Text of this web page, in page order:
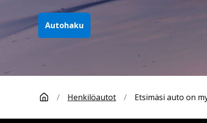
Autohaku
/ Henkilöautot / Etsimäsi auto on